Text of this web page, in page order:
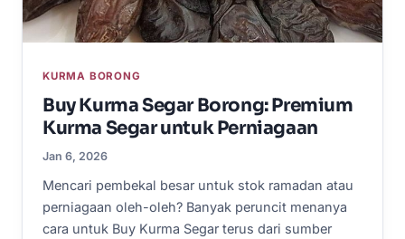
KURMA BORONG
Buy Kurma Segar Borong: Premium
Kurma Segar untuk Perniagaan
Jan 6, 2026
Mencari pembekal besar untuk stok ramadan atau
perniagaan oleh-oleh? Banyak peruncit menanya
cara untuk Buy Kurma Segar terus dari sumber